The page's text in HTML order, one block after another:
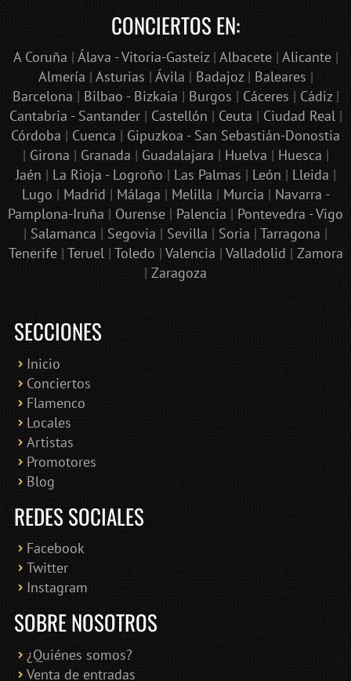
CONCIERTOS EN:
A Coruña | Álava - Vitoria-Gasteiz| Albacete| Alicante|
Almería | Asturias | Ávila | Badajoz| Baleares |
Barcelona | Bilbao - Bizkaia | Burgos | Cáceres | Cádiz|
Cantabria - Santander| Castellón | Ceuta | Ciudad Real|
Córdoba | Cuenca | Gipuzkoa - San Sebastián-Donostia
| Girona | Granada | Guadalajara | Huelva | Huesca |
Jaén | La Rioja - Logroño | Las Palmas | León | Lleida |
Lugo | Madrid | Málaga | Melilla | Murcia | Navarra -
Pamplona-Iruña | Ourense | Palencia | Pontevedra - Vigo
| Salamanca | Segovia | Sevilla | Soria | Tarragona |
Tenerife| Teruel| Toledo | Valencia | Valladolid | Zamora
| Zaragoza
SECCIONES
Inicio
Conciertos
Flamenco
Locales
Artistas
Promotores
Blog
REDES SOCIALES
Facebook
Twitter
Instagram
SOBRE NOSOTROS
¿Quiénes somos?
Venta de entradas